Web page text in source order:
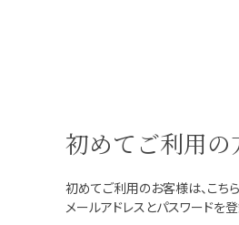
初めてご利用
初めてご利用のお客様は、こち
メールアドレスとパスワードを